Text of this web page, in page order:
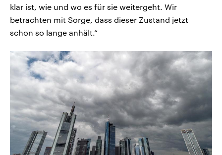
klar ist, wie und wo es für sie weitergeht. Wir
betrachten mit Sorge, dass dieser Zustand jetzt
schon so lange anhält.“